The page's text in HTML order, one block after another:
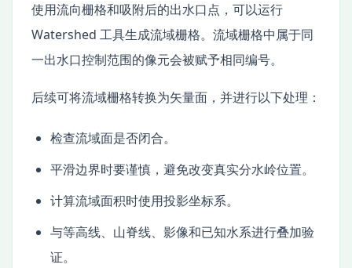
使用流向栅格和吸附后的出水口点，可以运行
Watershed 工具生成流域栅格。流域栅格中属于同
一出水口控制范围的像元会被赋予相同编号。
后续可将流域栅格转换为矢量面，并进行以下处理：
检查流域面是否闭合。
平滑边界时要谨慎，避免改变真实分水岭位置。
计算流域面积时使用投影坐标系。
与等高线、山脊线、影像和已知水系进行叠加验
证。